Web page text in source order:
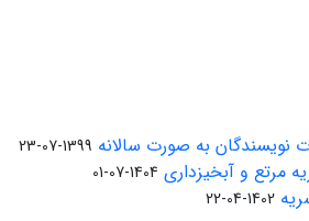
نویسندگان به صورت سالانه 1399-07-23
مرتع و آبخیزداری 1404-07-01
1402-04-22